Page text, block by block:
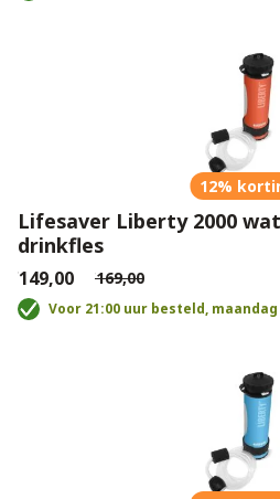
12%
Lifesaver Liberty 2000
drinkfles
€149,00 €169,00
Voor 21:00 uur besteld,